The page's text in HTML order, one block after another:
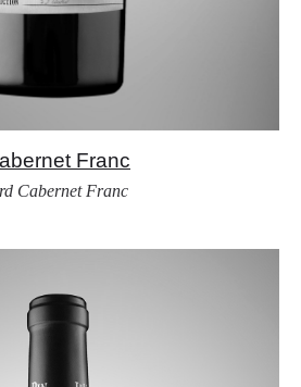
Franc
Cabernet Franc